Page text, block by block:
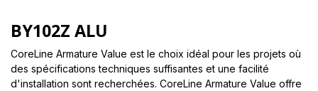
BY102Z ALU
CoreLine Armature Value est le choix idéal pour les projets où
des spécifications techniques suffisantes et une facilité
d'installation sont recherchées. CoreLine Armature Value offre